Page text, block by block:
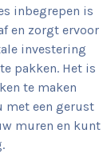
inbegrepen is
en zorgt ervoor
investering
pakken. Het is
te maken
een gerust
muren en kunt